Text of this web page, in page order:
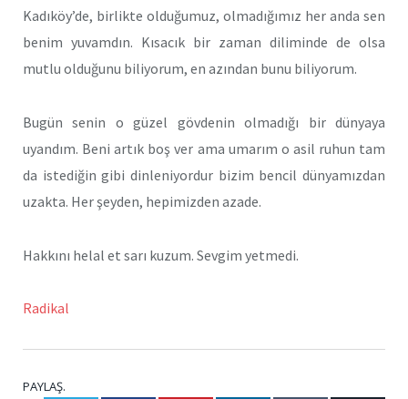
Kadıköy’de, birlikte olduğumuz, olmadığımız her anda sen
benim yuvamdın. Kısacık bir zaman diliminde de olsa
mutlu olduğunu biliyorum, en azından bunu biliyorum.
Bugün senin o güzel gövdenin olmadığı bir dünyaya
uyandım. Beni artık boş ver ama umarım o asil ruhun tam
da istediğin gibi dinleniyordur bizim bencil dünyamızdan
uzakta. Her şeyden, hepimizden azade.
Hakkını helal et sarı kuzum. Sevgim yetmedi.
Radikal
PAYLAŞ.